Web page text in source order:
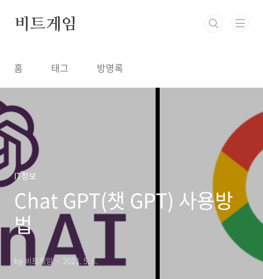
비트게임
홈 태그 방명록
IT정보
Chat GPT(챗 GPT) 사용방
법
by 비트게임 2023. 5. 8.